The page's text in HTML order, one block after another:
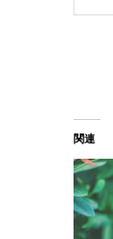
関連